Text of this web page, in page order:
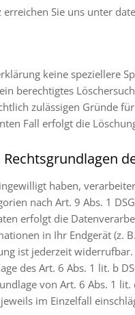
Sie uns unter
keine speziellere
berechtigtes
zulässigen Gründe
Fall erfolgt die
haben,
nach Art. 9 Abs. 1
erfolgt die
in Ihr Endgerät (z.
ist jederzeit
des Art. 6 Abs. 1 lit. b
von Art. 6 Abs. 1
im Einzelfall